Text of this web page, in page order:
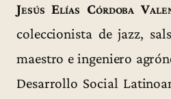
Jesús Elías Córdoba
coleccionista de jazz,
maestro e ingeniero
Desarrollo Social